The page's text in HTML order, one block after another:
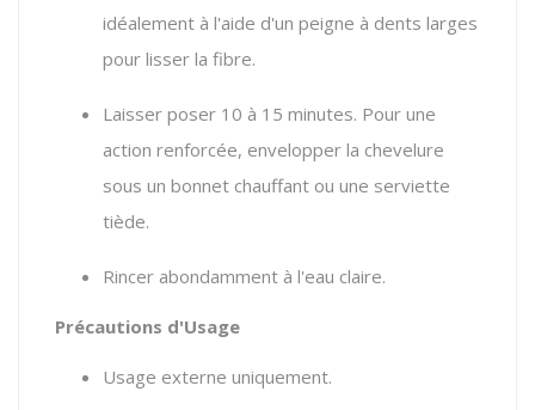
idéalement à l'aide d'un peigne à dents larges
pour lisser la fibre.
Laisser poser 10 à 15 minutes. Pour une
action renforcée, envelopper la chevelure
sous un bonnet chauffant ou une serviette
tiède.
Rincer abondamment à l'eau claire.
Précautions d'Usage
Usage externe uniquement.